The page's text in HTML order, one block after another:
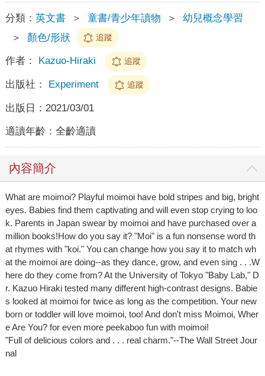
分類： 英文書 ＞ 童書/青少年讀物 ＞
幼兒概念學習
＞
顏色/形狀 追蹤
作者： Kazuo-Hiraki 追蹤
出版社： Experiment 追蹤
出版日： 2021/03/01
適讀年齡： 全齡適讀
內容簡介
What are moimoi? Playful moimoi have bold stripes and big, bright
eyes. Babies find them captivating and will even stop crying to loo
k. Parents in Japan swear by moimoi and have purchased over a
million books!How do you say it? "Moi" is a fun nonsense word th
at rhymes with "koi." You can change how you say it to match wh
at the moimoi are doing--as they dance, grow, and even sing . . .W
here do they come from? At the University of Tokyo "Baby Lab," D
r. Kazuo Hiraki tested many different high-contrast designs. Babie
s looked at moimoi for twice as long as the competition. Your new
born or toddler will love moimoi, too! And don't miss Moimoi, Wher
e Are You? for even more peekaboo fun with moimoi!
"Full of delicious colors and . . . real charm."--The Wall Street Jour
nal